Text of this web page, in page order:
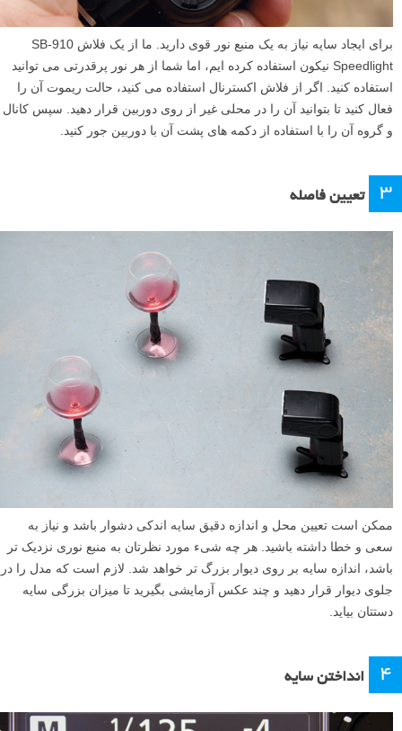
برای ایجاد سایه نیاز به یک منبع نور قوی دارید. ما از یک فلاش SB-910
Speedlight نیکون استفاده کرده ایم، اما شما از هر نور پرقدرتی می توانید
استفاده کنید. اگر از فلاش اکسترنال استفاده می کنید، حالت ریموت آن را
فعال کنید تا بتوانید آن را در محلی غیر از روی دوربین قرار دهید. سپس کانال
و گروه آن را با استفاده از دکمه های پشت آن با دوربین جور کنید.
۳ تعیین فاصله
ممکن است تعیین محل و اندازه دقیق سایه اندکی دشوار باشد و نیاز به
سعی و خطا داشته باشید. هر چه شیء مورد نظرتان به منبع نوری نزدیک تر
باشد، اندازه سایه بر روی دیوار بزرگ تر خواهد شد. لازم است که مدل را در
جلوی دیوار قرار دهید و چند عکس آزمایشی بگیرید تا میزان بزرگی سایه
دستتان بیاید.
۴ انداختن سایه